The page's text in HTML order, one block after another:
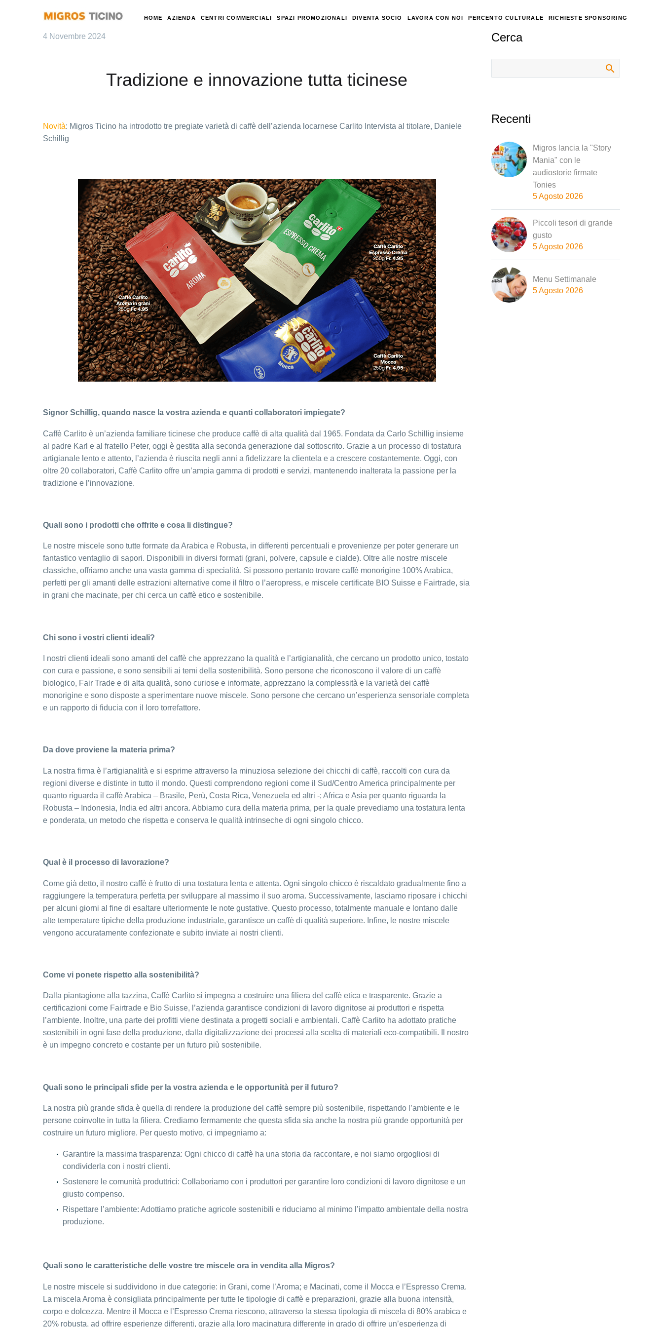
HOME AZIENDA CENTRI COMMERCIALI SPAZI PROMOZIONALI DIVENTA SOCIO LAVORA CON NOI PERCENTO CULTURALE RICHIESTE SPONSORING
4 Novembre 2024
Tradizione e innovazione tutta ticinese
Novità: Migros Ticino ha introdotto tre pregiate varietà di caffè dell’azienda locarnese Carlito Intervista al titolare, Daniele
Schillig
Signor Schillig, quando nasce la vostra azienda e quanti collaboratori impiegate?
Caffè Carlito è un’azienda familiare ticinese che produce caffè di alta qualità dal 1965. Fondata da Carlo Schillig insieme
al padre Karl e al fratello Peter, oggi è gestita alla seconda generazione dal sottoscrito. Grazie a un processo di tostatura
artigianale lento e attento, l’azienda è riuscita negli anni a fidelizzare la clientela e a crescere costantemente. Oggi, con
oltre 20 collaboratori, Caffè Carlito offre un’ampia gamma di prodotti e servizi, mantenendo inalterata la passione per la
tradizione e l’innovazione.
Quali sono i prodotti che offrite e cosa li distingue?
Le nostre miscele sono tutte formate da Arabica e Robusta, in differenti percentuali e provenienze per poter generare un
fantastico ventaglio di sapori. Disponibili in diversi formati (grani, polvere, capsule e cialde). Oltre alle nostre miscele
classiche, offriamo anche una vasta gamma di specialità. Si possono pertanto trovare caffè monorigine 100% Arabica,
perfetti per gli amanti delle estrazioni alternative come il filtro o l’aeropress, e miscele certificate BIO Suisse e Fairtrade, sia
in grani che macinate, per chi cerca un caffè etico e sostenibile.
Chi sono i vostri clienti ideali?
I nostri clienti ideali sono amanti del caffè che apprezzano la qualità e l’artigianalità, che cercano un prodotto unico, tostato
con cura e passione, e sono sensibili ai temi della sostenibilità. Sono persone che riconoscono il valore di un caffè
biologico, Fair Trade e di alta qualità, sono curiose e informate, apprezzano la complessità e la varietà dei caffè
monorigine e sono disposte a sperimentare nuove miscele. Sono persone che cercano un’esperienza sensoriale completa
e un rapporto di fiducia con il loro torrefattore.
Da dove proviene la materia prima?
La nostra firma è l’artigianalità e si esprime attraverso la minuziosa selezione dei chicchi di caffè, raccolti con cura da
regioni diverse e distinte in tutto il mondo. Questi comprendono regioni come il Sud/Centro America principalmente per
quanto riguarda il caffè Arabica – Brasile, Perù, Costa Rica, Venezuela ed altri -; Africa e Asia per quanto riguarda la
Robusta – Indonesia, India ed altri ancora. Abbiamo cura della materia prima, per la quale prevediamo una tostatura lenta
e ponderata, un metodo che rispetta e conserva le qualità intrinseche di ogni singolo chicco.
Qual è il processo di lavorazione?
Come già detto, il nostro caffè è frutto di una tostatura lenta e attenta. Ogni singolo chicco è riscaldato gradualmente fino a
raggiungere la temperatura perfetta per sviluppare al massimo il suo aroma. Successivamente, lasciamo riposare i chicchi
per alcuni giorni al fine di esaltare ulteriormente le note gustative. Questo processo, totalmente manuale e lontano dalle
alte temperature tipiche della produzione industriale, garantisce un caffè di qualità superiore. Infine, le nostre miscele
vengono accuratamente confezionate e subito inviate ai nostri clienti.
Come vi ponete rispetto alla sostenibilità?
Dalla piantagione alla tazzina, Caffè Carlito si impegna a costruire una filiera del caffè etica e trasparente. Grazie a
certificazioni come Fairtrade e Bio Suisse, l’azienda garantisce condizioni di lavoro dignitose ai produttori e rispetta
l’ambiente. Inoltre, una parte dei profitti viene destinata a progetti sociali e ambientali. Caffè Carlito ha adottato pratiche
sostenibili in ogni fase della produzione, dalla digitalizzazione dei processi alla scelta di materiali eco-compatibili. Il nostro
è un impegno concreto e costante per un futuro più sostenibile.
Quali sono le principali sfide per la vostra azienda e le opportunità per il futuro?
La nostra più grande sfida è quella di rendere la produzione del caffè sempre più sostenibile, rispettando l’ambiente e le
persone coinvolte in tutta la filiera. Crediamo fermamente che questa sfida sia anche la nostra più grande opportunità per
costruire un futuro migliore. Per questo motivo, ci impegniamo a:
Garantire la massima trasparenza: Ogni chicco di caffè ha una storia da raccontare, e noi siamo orgogliosi di
condividerla con i nostri clienti.
Sostenere le comunità produttrici: Collaboriamo con i produttori per garantire loro condizioni di lavoro dignitose e un
giusto compenso.
Rispettare l’ambiente: Adottiamo pratiche agricole sostenibili e riduciamo al minimo l’impatto ambientale della nostra
produzione.
Quali sono le caratteristiche delle vostre tre miscele ora in vendita alla Migros?
Le nostre miscele si suddividono in due categorie: in Grani, come l’Aroma; e Macinati, come il Mocca e l’Espresso Crema.
La miscela Aroma è consigliata principalmente per tutte le tipologie di caffè e preparazioni, grazie alla buona intensità,
corpo e dolcezza. Mentre il Mocca e l’Espresso Crema riescono, attraverso la stessa tipologia di miscela di 80% arabica e
20% robusta, ad offrire esperienze differenti, grazie alla loro macinatura differente in grado di offrire un’esperienza di
Cerca
Recenti
Migros lancia la "Story
Mania" con le
audiostorie firmate
Tonies
5 Agosto 2026
Piccoli tesori di grande
gusto
5 Agosto 2026
Menu Settimanale
5 Agosto 2026